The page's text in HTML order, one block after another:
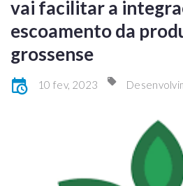
vai facilitar a
escoamento da
grossense
10 fev, 2023